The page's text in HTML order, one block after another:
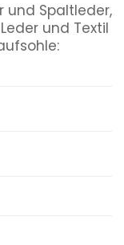
und Spaltleder,
und Textil